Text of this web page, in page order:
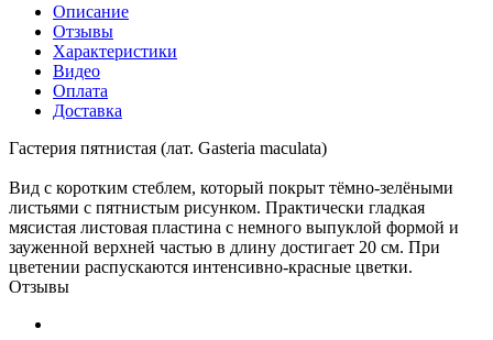
Описание
Отзывы
Характеристики
Видео
Оплата
Доставка
Гастерия пятнистая (лат. Gasteria maculata)
Вид с коротким стеблем, который покрыт тёмно-зелёными
листьями с пятнистым рисунком. Практически гладкая
мясистая листовая пластина с немного выпуклой формой и
зауженной верхней частью в длину достигает 20 см. При
цветении распускаются интенсивно-красные цветки.
Отзывы